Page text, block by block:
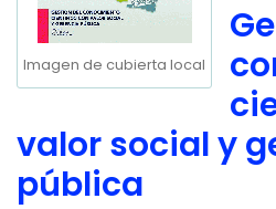
Imagen de cubierta local
valor social y
pública